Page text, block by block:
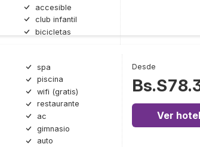
accesible
club infantil
bicicletas
spa
piscina
wifi (gratis)
restaurante
ac
gimnasio
auto
Desde
Ver hotel